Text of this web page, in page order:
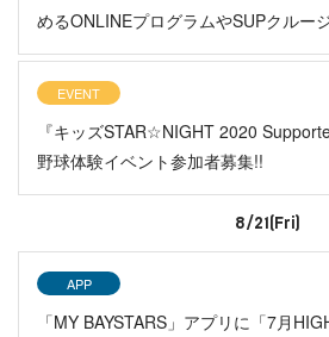
めるONLINEプログラムやSUPクルー
EVENT
『キッズSTAR☆NIGHT 2020
野球体験イベント参加者募集!!
8/21(Fri)
APP
「MY BAYSTARS」アプリに「7月